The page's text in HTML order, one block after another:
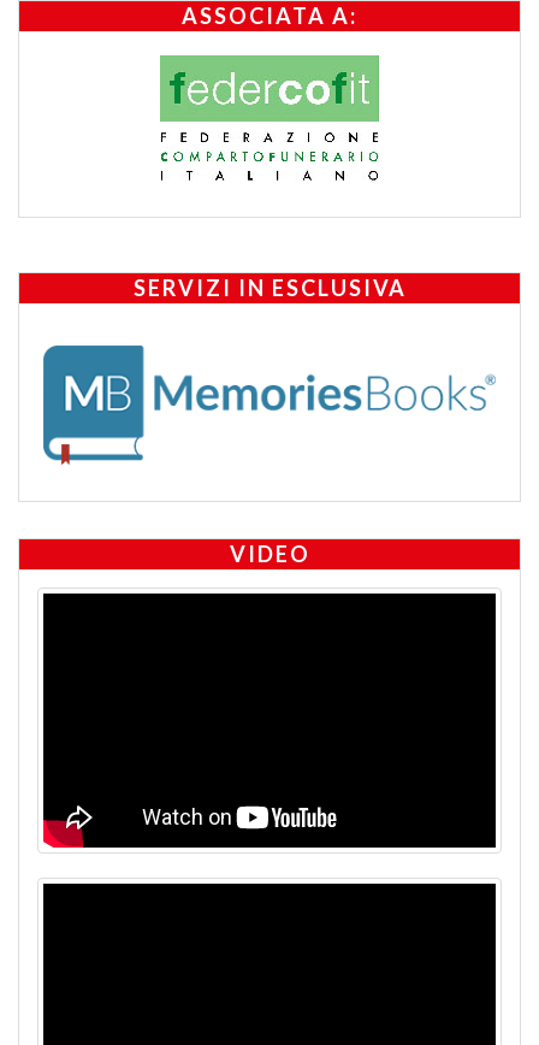
ASSOCIATA A:
SERVIZI IN ESCLUSIVA
VIDEO